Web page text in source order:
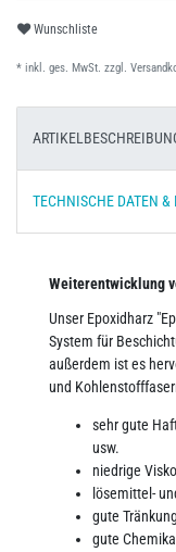
Wunschliste
* inkl. ges. MwSt. zzgl.
TECHNISCHE DATEN &
Weiterentwicklung
Unser Epoxidharz
System für
außerdem ist es
und
sehr gute
usw.
niedrige
lösemittel-
gute
gute